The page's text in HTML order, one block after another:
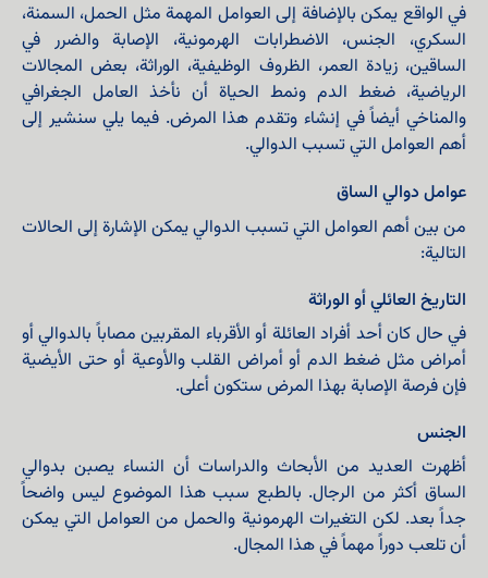
في الواقع يمكن بالإضافة إلى العوامل المهمة مثل الحمل، السمنة،
السكري، الجنس، الاضطرابات الهرمونية، الإصابة والضرر في
الساقين، زيادة العمر، الظروف الوظيفية، الوراثة، بعض المجالات
الرياضية، ضغط الدم ونمط الحياة أن نأخذ العامل الجغرافي
والمناخي أيضاً في إنشاء وتقدم هذا المرض. فيما يلي سنشير إلى
أهم العوامل التي تسبب الدوالي.
عوامل دوالي الساق
من بين أهم العوامل التي تسبب الدوالي يمكن الإشارة إلى الحالات
التالية:
التاريخ العائلي أو الوراثة
في حال كان أحد أفراد العائلة أو الأقرباء المقربين مصاباً بالدوالي أو
أمراض مثل ضغط الدم أو أمراض القلب والأوعية أو حتى الأيضية
فإن فرصة الإصابة بهذا المرض ستكون أعلى.
الجنس
أظهرت العديد من الأبحاث والدراسات أن النساء يصبن بدوالي
الساق أكثر من الرجال. بالطبع سبب هذا الموضوع ليس واضحاً
جداً بعد. لكن التغيرات الهرمونية والحمل من العوامل التي يمكن
أن تلعب دوراً مهماً في هذا المجال.